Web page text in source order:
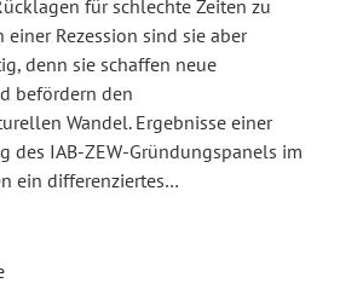
für schlechte Zeiten zu
einer Rezession sind sie aber
denn sie schaffen neue
befördern den
Wandel. Ergebnisse einer
des IAB-ZEW-Gründungspanels im
ein differenziertes…